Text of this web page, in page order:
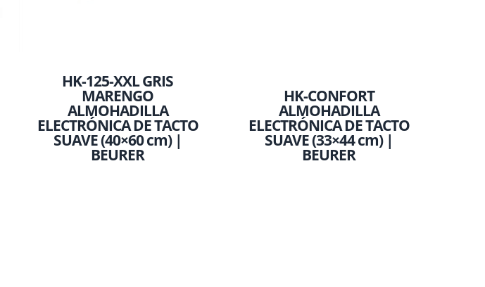
HK-125-XXL GRIS
MARENGO
ALMOHADILLA
ELECTRÓNICA DE TACTO
SUAVE (40×60 cm) |
BEURER
HK-CONFORT
ALMOHADILLA
ELECTRÓNICA DE TACTO
SUAVE (33×44 cm) |
BEURER